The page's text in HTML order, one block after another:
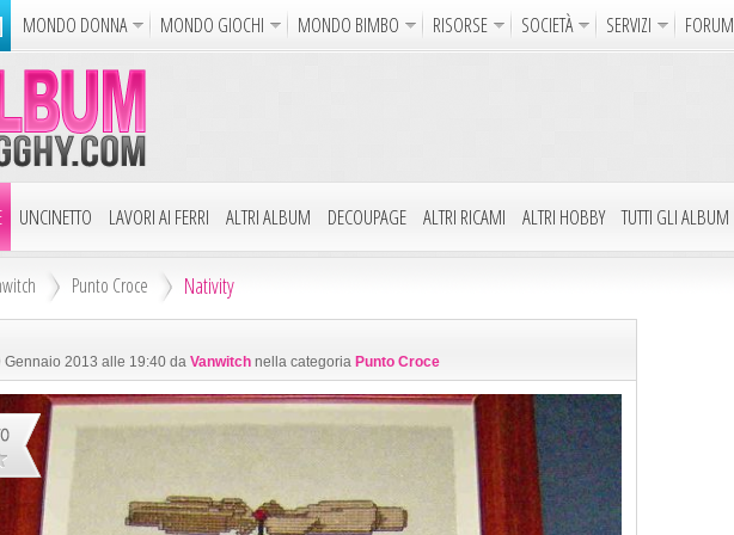
MONDO DONNA MONDO GIOCHI MONDO BIMBO RISORSE SOCIETÀ SERVIZI FORUM
Croce Cucina
Azione Puzzle
Gif Animate Smiles Sfondi Programmi
Notizie Religione Aforismi
Glitter Directory FreeUp
UNCINETTO LAVORI AI FERRI ALTRI ALBUM DECOUPAGE ALTRI RICAMI ALTRI HOBBY TUTTI GLI ALBUM
Punto Croce Nativity
Gennaio 2013 alle 19:40 da Vanwitch nella categoria Punto Croce